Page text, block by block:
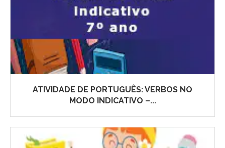
ATIVIDADE DE PORTUGUÊS: VERBOS NO
MODO INDICATIVO –...